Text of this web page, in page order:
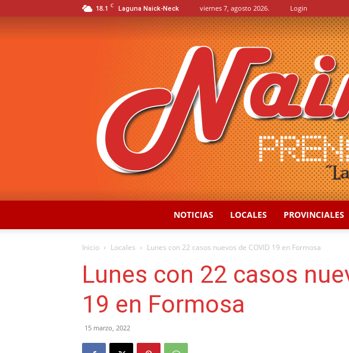
18.1 C Laguna Naick-Neck viernes 7, agosto 2026. Login
NOTICIAS LOCALES PROVINCIALES
Inicio Locales Lunes con 22 casos nuevos de COVID 19 en Formosa
Lunes con 22 casos
19 en Formosa
15 marzo, 2022